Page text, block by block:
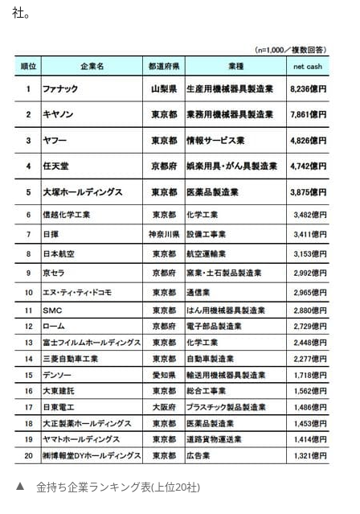
社。
金持ち企業ランキング表(上位20社)